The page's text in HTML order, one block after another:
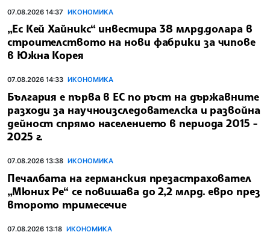
07.08.2026 14:37 ИКОНОМИКА
„Ес Кей Хайникс“ инвестира 38 млрд.долара в
строителството на нови фабрики за чипове
в Южна Корея
07.08.2026 14:33 ИКОНОМИКА
България е първа в ЕС по ръст на държавните
разходи за научноизследователска и развойна
дейност спрямо населението в периода 2015 -
2025 г.
07.08.2026 13:38 ИКОНОМИКА
Печалбата на германския презастраховател
„Мюних Ре“ се повишава до 2,2 млрд. евро през
второто тримесечие
07.08.2026 13:18 ИКОНОМИКА